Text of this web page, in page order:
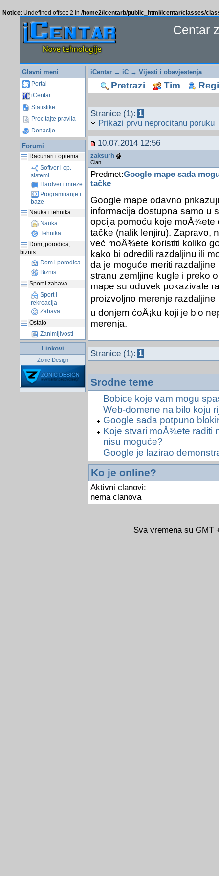
Notice: Undefined offset: 2 in /home2/icentarb/public_html/icentar/classes/
Centar
Glavni meni
Portal
iCentar
Statistike
Procitajte pravila
Donacije
Forumi
Racunari i oprema
Softver i op.
sistemi
Hardver i mreze
Programiranje i
baze
Nauka i tehnika
Nauka
Tehnika
Dom, porodica,
biznis
Dom i porodica
Biznis
Sport i zabava
Sport i
rekreacija
Zabava
Ostalo
Zanimljivosti
Linkovi
Zonic Design
iCentar→ iC→ Vijesti i obavjestenja
Pretrazi Tim
Stranice (1): 1
Prikazi prvu neprocitanu poruku
10.07.2014 12:56
zaksurh
Clan
Predmet:Google mape sada
tačke
Google mape odavno
informacija dostupna samo u
opcija pomoću koje moÅ¾ete
tačke (nalik lenjiru). Zapravo,
već moÅ¾ete koristiti koliko
kako bi odredili razdaljinu ili
da je moguće meriti
stranu zemljine kugle i preko
mape su oduvek pokazivale
proizvoljno merenje
u donjem ćoÅ¡ku koji je bio
merenja.
Stranice (1): 1
Srodne teme
Bobice koje vam mogu
Web-domene na bilo koju
Google sada potpuno
Koje stvari moÅ¾ete raditi
nisu moguće?
Google je lazirao
Ko je online?
Aktivni clanovi:
nema clanova
Sva vremena su GMT